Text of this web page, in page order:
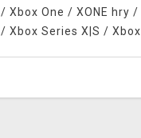
/ Xbox One / XONE hry /
/ Xbox Series X|S /